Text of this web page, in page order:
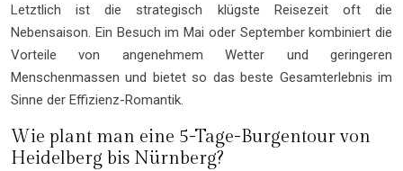
Letztlich ist die strategisch klügste Reisezeit oft die
Nebensaison. Ein Besuch im Mai oder September kombiniert die
Vorteile von angenehmem Wetter und geringeren
Menschenmassen und bietet so das beste Gesamterlebnis im
Sinne der Effizienz-Romantik.
Wie plant man eine 5-Tage-Burgentour von
Heidelberg bis Nürnberg?